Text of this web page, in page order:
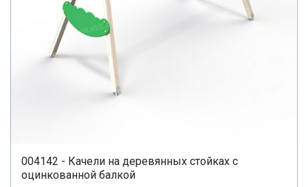
004142 - Качели на деревянных стойках с
оцинкованной балкой